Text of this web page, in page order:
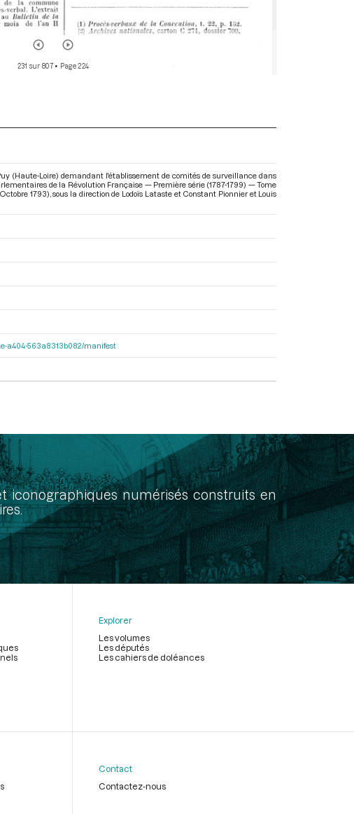
231 sur 807• Page 224
(Haute-Loire) demandant l'établissement de comités de surveillance dans
de la Révolution Française — Première série (1787-1799) — Tome
1793) , sous la direction de Lodoïs Lataste et Constant Pionnier et Louis
a404-563a8313b082/manifest
iconographiques numérisés construits en
Explorer
Les volumes
Les députés
Les cahiers de doléances
Contact
Contactez-nous